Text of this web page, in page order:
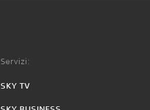
Servizi:
SKY TV